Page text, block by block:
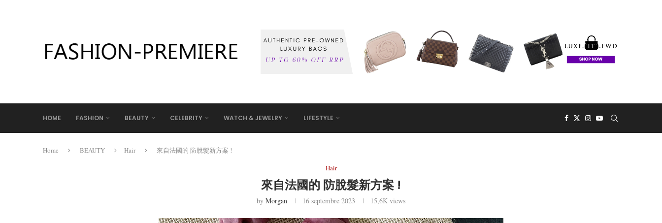
HOME FASHION BEAUTY CELEBRITY WATCH & JEWELRY LIFESTYLE
Home BEAUTY Hair
來自法國的 防脫髮新方案 !
Hair
來自法國的 防脫髮新方案 !
by Morgan 16 septembre 2023 15,6K views